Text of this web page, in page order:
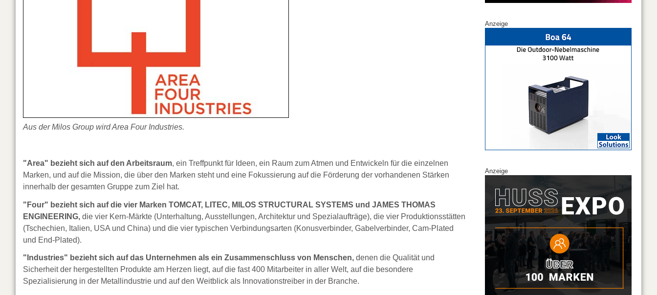
Aus der Milos Group wird Area Four Industries.
"Area" bezieht sich auf den Arbeitsraum, ein Treffpunkt für Ideen, ein Raum zum Atmen und Entwickeln für die einzelnen
Marken, und auf die Mission, die über den Marken steht und eine Fokussierung auf die Förderung der vorhandenen Stärken
innerhalb der gesamten Gruppe zum Ziel hat.
"Four" bezieht sich auf die vier Marken TOMCAT, LITEC, MILOS STRUCTURAL SYSTEMS und JAMES THOMAS
ENGINEERING, die vier Kern-Märkte (Unterhaltung, Ausstellungen, Architektur und Spezialaufträge), die vier Produktionsstätten
(Tschechien, Italien, USA und China) und die vier typischen Verbindungsarten (Konusverbinder, Gabelverbinder, Cam-Plated
und End-Plated).
"Industries" bezieht sich auf das Unternehmen als ein Zusammenschluss von Menschen, denen die Qualität und
Sicherheit der hergestellten Produkte am Herzen liegt, auf die fast 400 Mitarbeiter in aller Welt, auf die besondere
Spezialisierung in der Metallindustrie und auf den Weitblick als Innovationstreiber in der Branche.
Anzeige
Anzeige